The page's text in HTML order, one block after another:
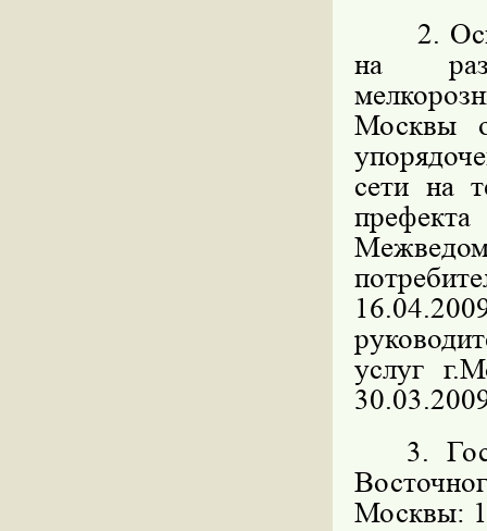
2.
на
Москвы
сети на
услуг
3.
Москвы: